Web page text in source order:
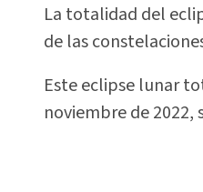
La totalidad del
de las
Este eclipse lunar
noviembre de 2022,